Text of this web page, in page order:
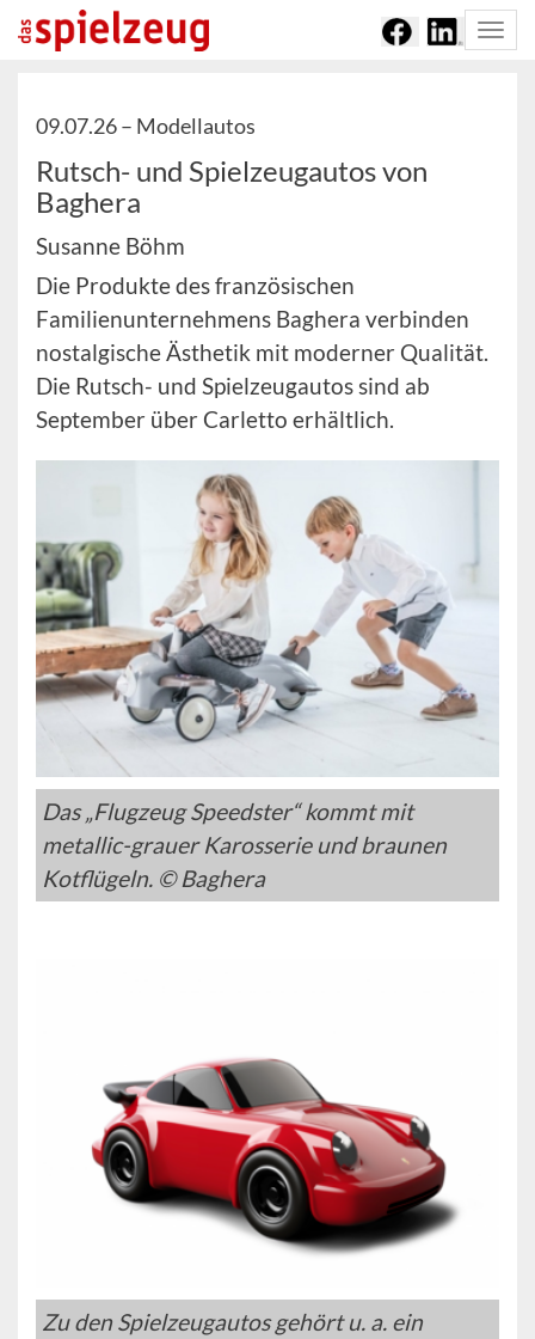
09.07.26 – Modellautos
Rutsch- und Spielzeugautos von
Baghera
Susanne Böhm
Die Produkte des französischen
Familienunternehmens Baghera verbinden
nostalgische Ästhetik mit moderner Qualität.
Die Rutsch- und Spielzeugautos sind ab
September über Carletto erhältlich.
Das „Flugzeug Speedster“ kommt mit
metallic-grauer Karosserie und braunen
Kotflügeln. © Baghera
Zu den Spielzeugautos gehört u. a. ein